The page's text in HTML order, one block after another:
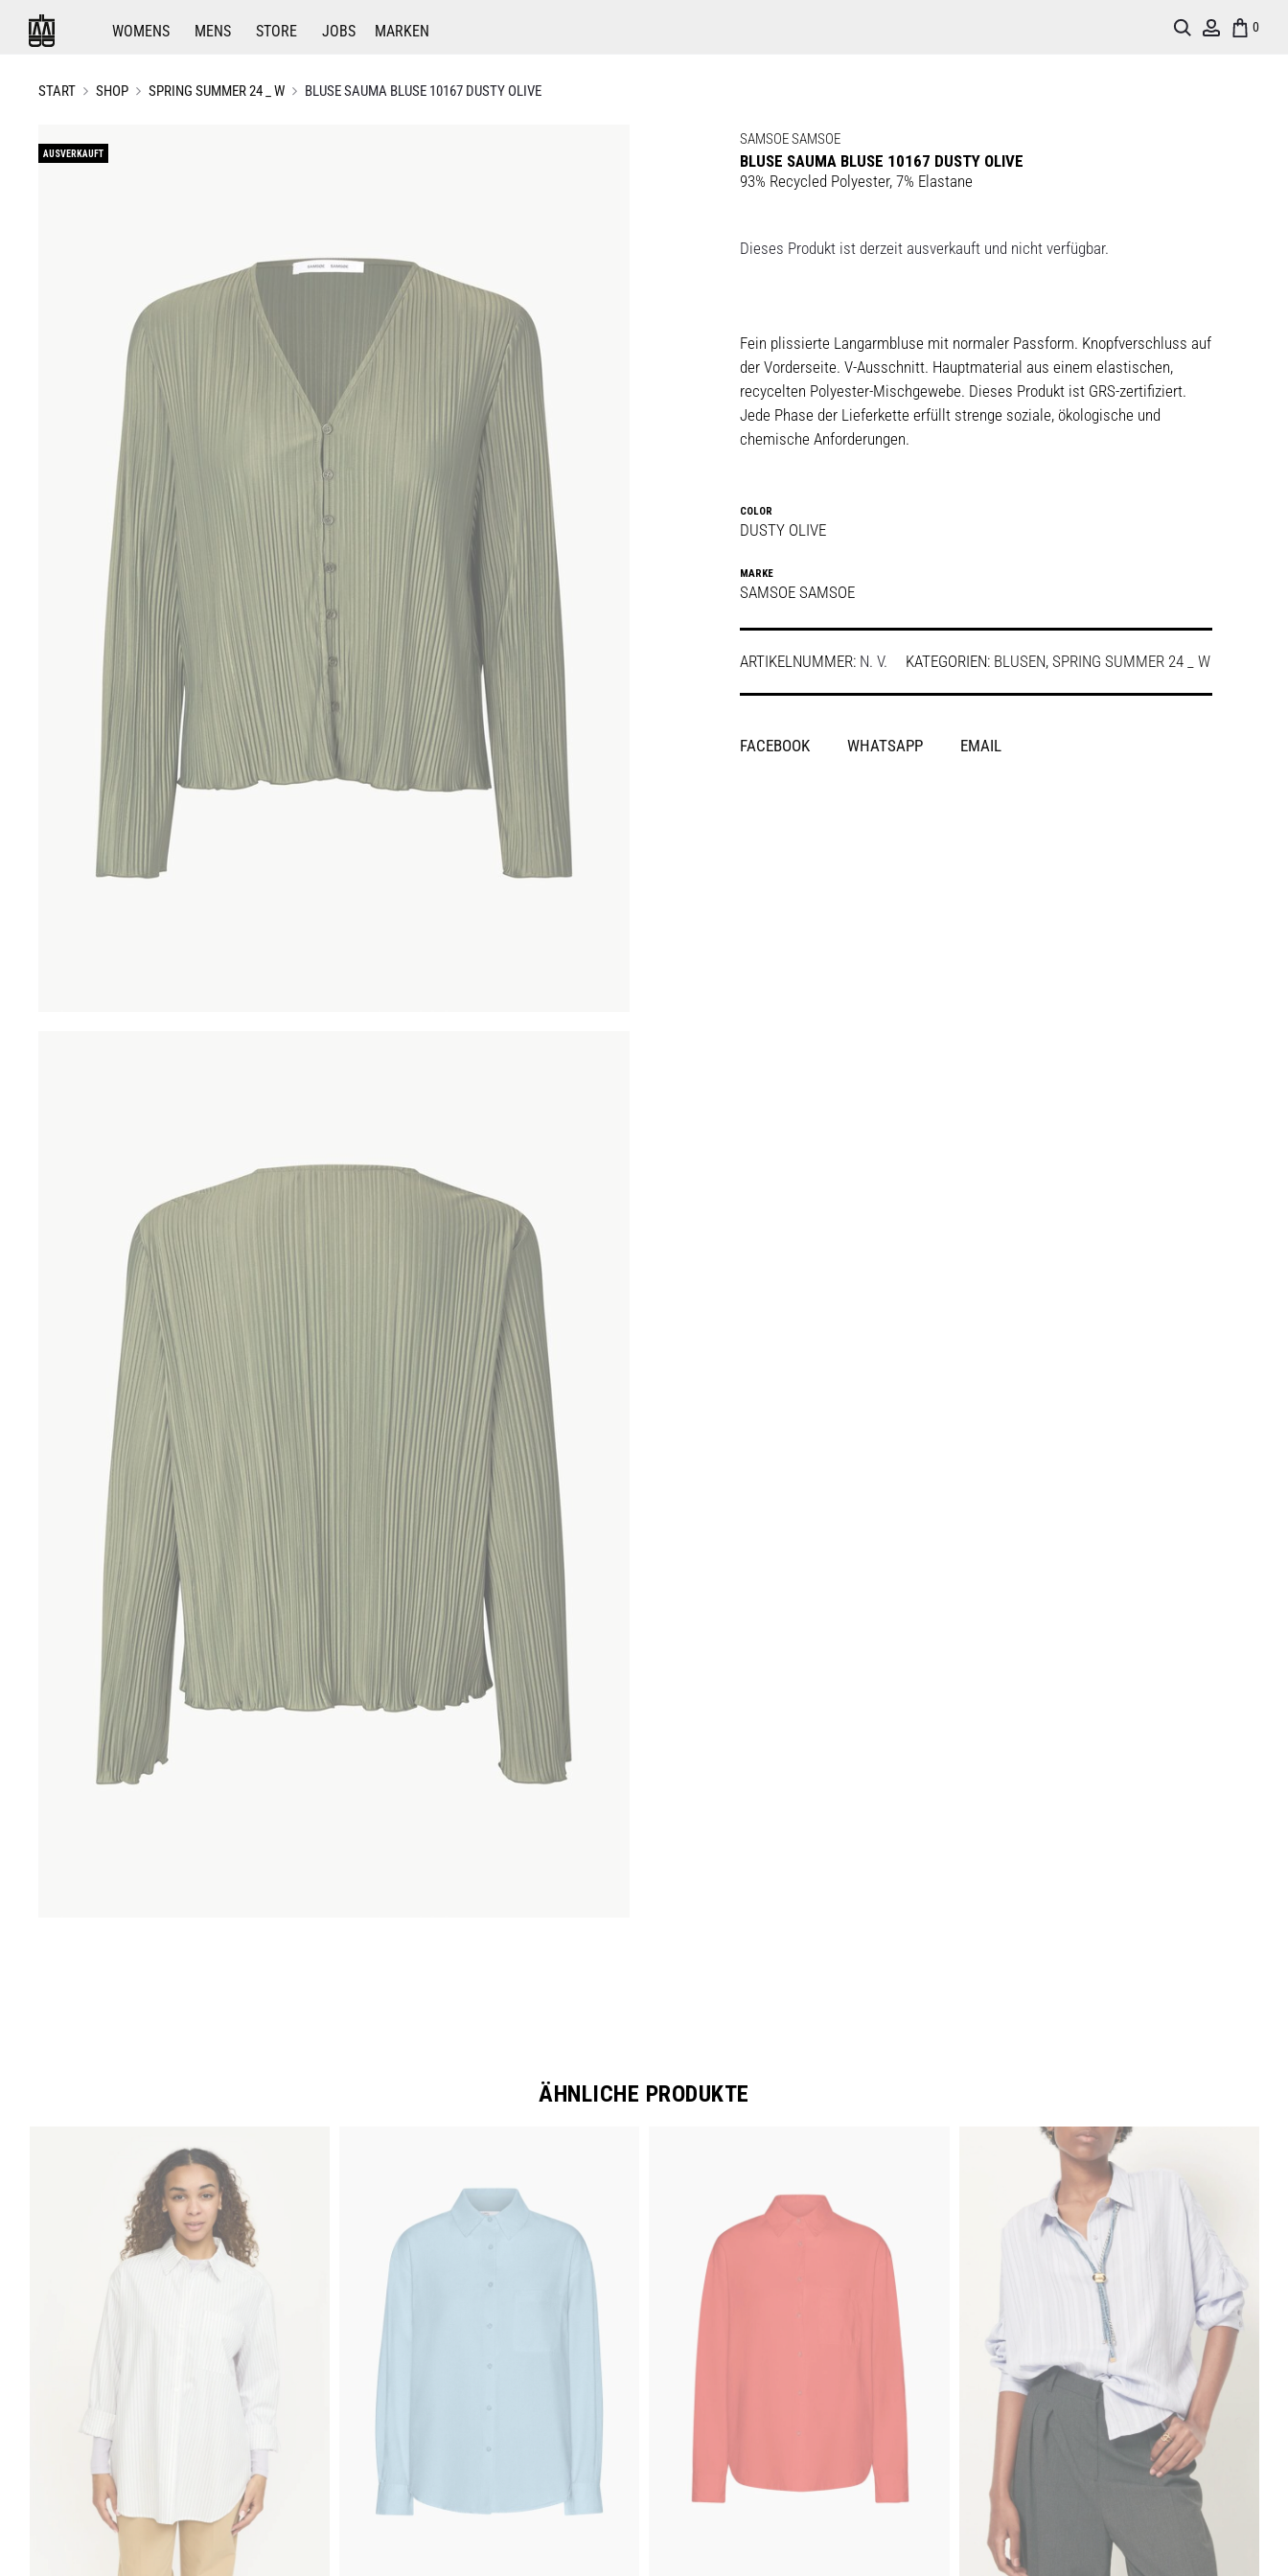
WOMENS MENS STORE JOBS MARKEN 0
Account
Search
START SHOP SPRING SUMMER 24 _ W BLUSE SAUMA BLUSE 10167 DUSTY OLIVE
AUSVERKAUFT
SAMSOE SAMSOE
BLUSE SAUMA BLUSE 10167 DUSTY OLIVE
93% Recycled Polyester, 7% Elastane
Dieses Produkt ist derzeit ausverkauft und nicht verfügbar.
Fein plissierte Langarmbluse mit normaler Passform. Knopfverschluss auf
der Vorderseite. V-Ausschnitt. Hauptmaterial aus einem elastischen,
recycelten Polyester-Mischgewebe. Dieses Produkt ist GRS-zertifiziert.
Jede Phase der Lieferkette erfüllt strenge soziale, ökologische und
chemische Anforderungen.
COLOR
DUSTY OLIVE
MARKE
SAMSOE SAMSOE
ARTIKELNUMMER: N. V. KATEGORIEN: BLUSEN, SPRING SUMMER 24 _ W
SHARE
FACEBOOK WHATSAPP EMAIL
ÄHNLICHE PRODUKTE